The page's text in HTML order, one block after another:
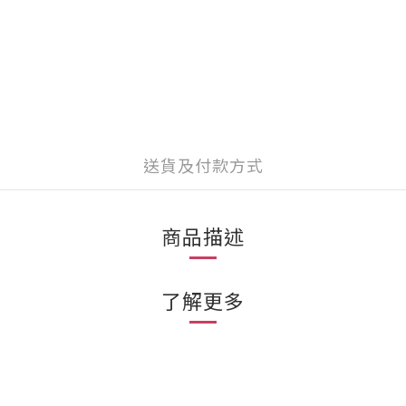
送貨及付款方式
商品描述
了解更多